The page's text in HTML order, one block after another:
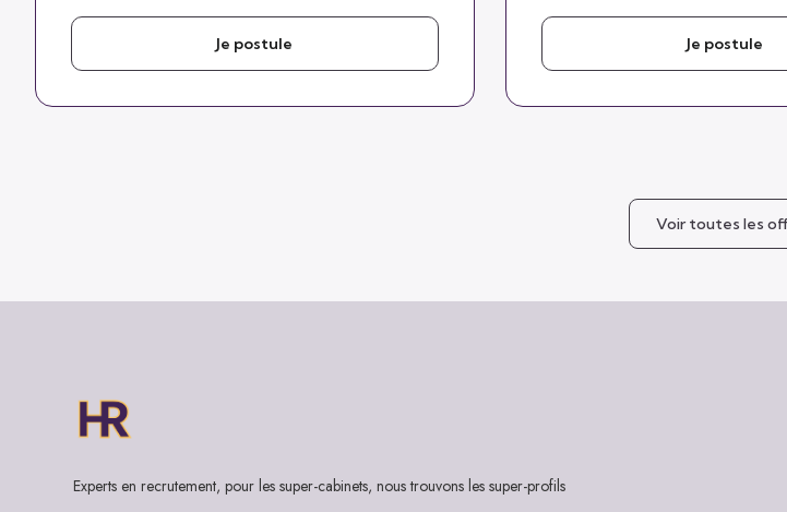
Je postule Je postule
Voir toutes les
Experts en recrutement, pour les super-cabinets, nous trouvons les super-profils